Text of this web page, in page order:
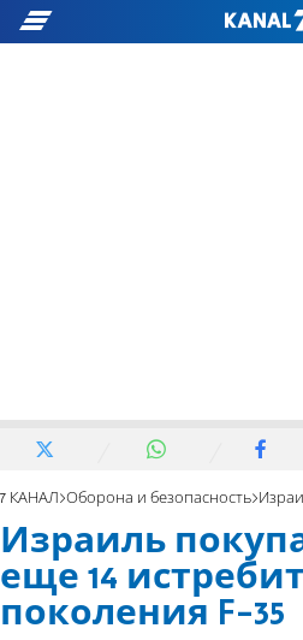
7 КАНАЛ Оборона и безопасность Израиль
Израиль
еще 14
поколения F-35